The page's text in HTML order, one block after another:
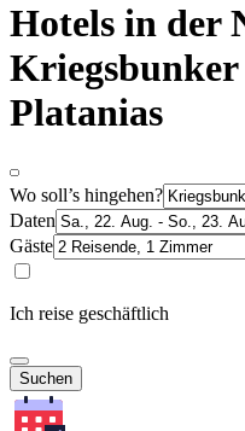
Hotels in der
Platanias
Wo soll’s hingehen?
Daten
Gäste
Ich reise geschäftlich
Suchen